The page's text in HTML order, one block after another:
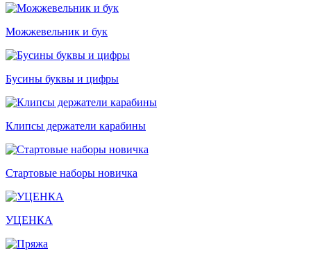
Можжевельник и бук
Бусины буквы и цифры
Клипсы держатели карабины
Стартовые наборы новичка
УЦЕНКА